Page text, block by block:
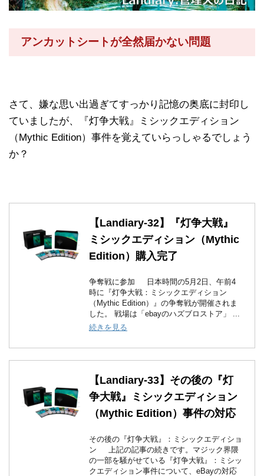
アンカットシートが全然届かない問題
さて、嫌な思い出過ぎてすっかり記憶の奥底に封印し
ていましたが、『灯争大戦』ミシックエディション
（Mythic Edition）事件を覚えていらっしゃるでしょう
か？
【Landiary-32】『灯争大戦』
ミシックエディション（Mythic
Edition）購入完了
争奪戦に参加 日本時間の5月2日、午前4
時に『灯争大戦：ミシックエディション
（Mythic Edition）』の争奪戦が開催されま
した。 戦場は「ebayのハズブロストア」 ...
続きを見る
【Landiary-33】その後の『灯
争大戦』ミシックエディション
（Mythic Edition）事件の対応
その後の『灯争大戦』：ミシックエディショ
ン 上記の記事の続きです。マジック界隈
の一部を騒がせている『灯争大戦』：ミシッ
クエディション事件について、eBayの対応